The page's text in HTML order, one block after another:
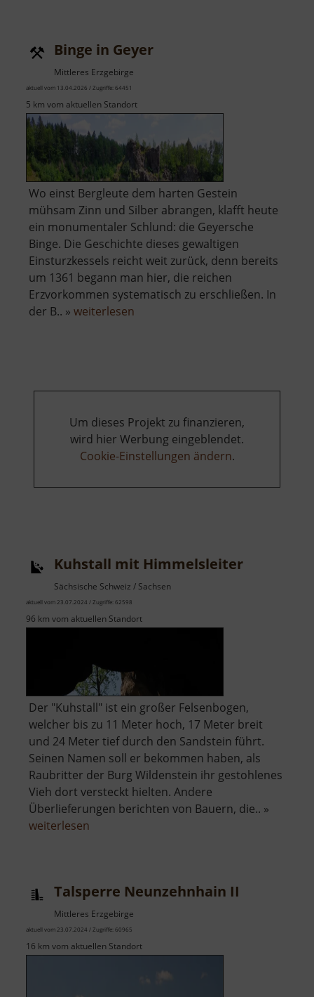
Binge in Geyer
Mittleres Erzgebirge
aktuell vom 13.04.2026 / Zugriffe: 64451
5 km vom aktuellen Standort
Wo einst Bergleute dem harten Gestein
mühsam Zinn und Silber abrangen, klafft heute
ein monumentaler Schlund: die Geyersche
Binge. Die Geschichte dieses gewaltigen
Einsturzkessels reicht weit zurück, denn bereits
um 1361 begann man hier, die reichen
Erzvorkommen systematisch zu erschließen. In
der B.. » weiterlesen
Um dieses Projekt zu finanzieren,
wird hier Werbung eingeblendet.
Cookie-Einstellungen ändern.
Kuhstall mit Himmelsleiter
Sächsische Schweiz / Sachsen
aktuell vom 23.07.2024 / Zugriffe: 62598
96 km vom aktuellen Standort
Der "Kuhstall" ist ein großer Felsenbogen,
welcher bis zu 11 Meter hoch, 17 Meter breit
und 24 Meter tief durch den Sandstein führt.
Seinen Namen soll er bekommen haben, als
Raubritter der Burg Wildenstein ihr gestohlenes
Vieh dort versteckt hielten. Andere
Überlieferungen berichten von Bauern, die.. »
weiterlesen
Talsperre Neunzehnhain II
Mittleres Erzgebirge
aktuell vom 23.07.2024 / Zugriffe: 60965
16 km vom aktuellen Standort